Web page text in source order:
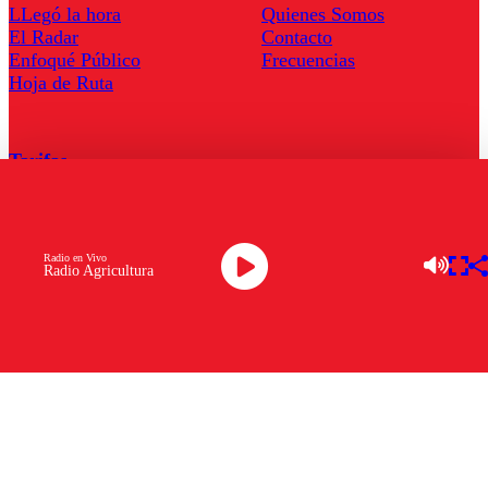
Radio Agricultura
Radio en Vivo
LLegó la hora
El Radar
Enfoqué Público
Hoja de Ruta
Quienes Somos
Contacto
Frecuencias
Tarifas
Descarga la APP